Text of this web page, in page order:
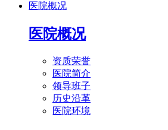
医院概况
医院概况
资质荣誉
医院简介
领导班子
历史沿革
医院环境